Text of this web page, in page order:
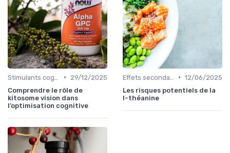
•
29/12/2025
Comprendre le rôle de
kitosome vision dans
l’optimisation cognitive
• 12/06/2025
Les risques potentiels de la
l-théanine